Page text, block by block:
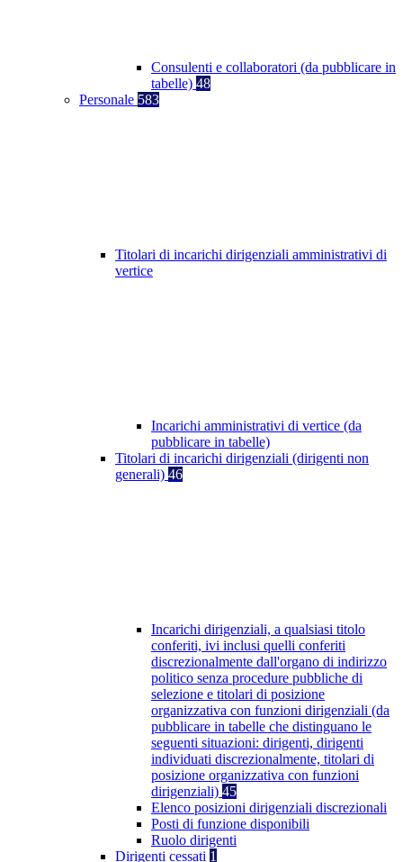
Consulenti e collaboratori (da pubblicare in
tabelle) 48
Personale 583
Titolari di incarichi dirigenziali amministrativi di
vertice
Incarichi amministrativi di vertice (da
pubblicare in tabelle)
Titolari di incarichi dirigenziali (dirigenti non
generali) 46
Incarichi dirigenziali, a qualsiasi titolo
conferiti, ivi inclusi quelli conferiti
discrezionalmente dall'organo di indirizzo
politico senza procedure pubbliche di
selezione e titolari di posizione
organizzativa con funzioni dirigenziali (da
pubblicare in tabelle che distinguano le
seguenti situazioni: dirigenti, dirigenti
individuati discrezionalmente, titolari di
posizione organizzativa con funzioni
dirigenziali) 45
Elenco posizioni dirigenziali discrezionali
Posti di funzione disponibili
Ruolo dirigenti
Dirigenti cessati 1